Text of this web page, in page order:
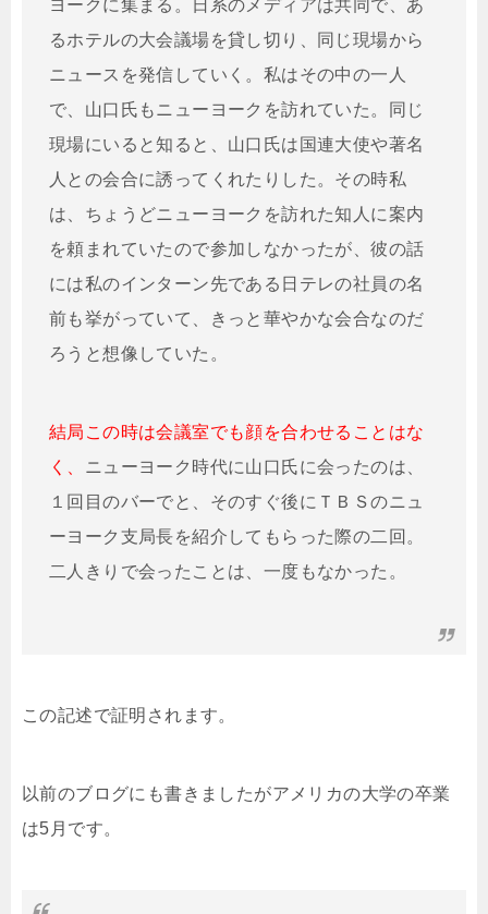
ヨークに集まる。日系のメディアは共同で、あ
るホテルの大会議場を貸し切り、同じ現場から
ニュースを発信していく。私はその中の一人
で、山口氏もニューヨークを訪れていた。同じ
現場にいると知ると、山口氏は国連大使や著名
人との会合に誘ってくれたりした。その時私
は、ちょうどニューヨークを訪れた知人に案内
を頼まれていたので参加しなかったが、彼の話
には私のインターン先である日テレの社員の名
前も挙がっていて、きっと華やかな会合なのだ
ろうと想像していた。
結局この時は会議室でも顔を合わせることはな
く、 ニューヨーク時代に山口氏に会ったのは、
１回目のバーでと、そのすぐ後にＴＢＳのニュ
ーヨーク支局長を紹介してもらった際の二回。
二人きりで会ったことは、一度もなかった。
この記述で証明されます。
以前のブログにも書きましたがアメリカの大学の卒業
は5月です。